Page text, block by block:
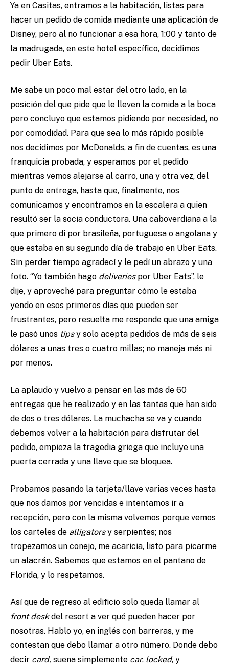
Ya en Casitas, entramos a la habitación, listas para
hacer un pedido de comida mediante una aplicación de
Disney, pero al no funcionar a esa hora, 1:00 y tanto de
la madrugada, en este hotel específico, decidimos
pedir Uber Eats.
Me sabe un poco mal estar del otro lado, en la
posición del que pide que le lleven la comida a la boca
pero concluyo que estamos pidiendo por necesidad, no
por comodidad. Para que sea lo más rápido posible
nos decidimos por McDonalds, a fin de cuentas, es una
franquicia probada, y esperamos por el pedido
mientras vemos alejarse al carro, una y otra vez, del
punto de entrega, hasta que, finalmente, nos
comunicamos y encontramos en la escalera a quien
resultó ser la socia conductora. Una caboverdiana a la
que primero di por brasileña, portuguesa o angolana y
que estaba en su segundo día de trabajo en Uber Eats.
Sin perder tiempo agradecí y le pedí un abrazo y una
foto. “Yo también hago deliveries por Uber Eats”, le
dije, y aproveché para preguntar cómo le estaba
yendo en esos primeros días que pueden ser
frustrantes, pero resuelta me responde que una amiga
le pasó unos tipsy solo acepta pedidos de más de seis
dólares a unas tres o cuatro millas; no maneja más ni
por menos.
La aplaudo y vuelvo a pensar en las más de 60
entregas que he realizado y en las tantas que han sido
de dos o tres dólares. La muchacha se va y cuando
debemos volver a la habitación para disfrutar del
pedido, empieza la tragedia griega que incluye una
puerta cerrada y una llave que se bloquea.
Probamos pasando la tarjeta/llave varias veces hasta
que nos damos por vencidas e intentamos ir a
recepción, pero con la misma volvemos porque vemos
los carteles de alligatorsy serpientes; nos
tropezamos un conejo, me acaricia, listo para picarme
un alacrán. Sabemos que estamos en el pantano de
Florida, y lo respetamos.
Así que de regreso al edificio solo queda llamar al
front deskdel resort a ver qué pueden hacer por
nosotras. Hablo yo, en inglés con barreras, y me
contestan que debo llamar a otro número. Donde debo
decir card, suena simplemente car, locked, y